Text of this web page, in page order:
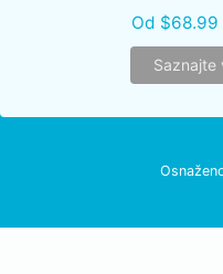
Od $68.99
Saznajte